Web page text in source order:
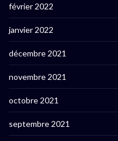
février 2022
janvier 2022
décembre 2021
novembre 2021
octobre 2021
septembre 2021